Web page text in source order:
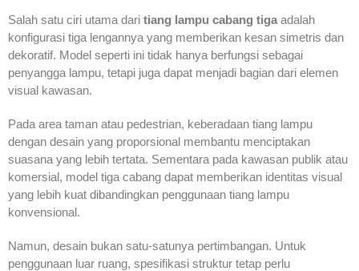
Salah satu ciri utama dari tiang lampu cabang tiga adalah
konfigurasi tiga lengannya yang memberikan kesan simetris dan
dekoratif. Model seperti ini tidak hanya berfungsi sebagai
penyangga lampu, tetapi juga dapat menjadi bagian dari elemen
visual kawasan.
Pada area taman atau pedestrian, keberadaan tiang lampu
dengan desain yang proporsional membantu menciptakan
suasana yang lebih tertata. Sementara pada kawasan publik atau
komersial, model tiga cabang dapat memberikan identitas visual
yang lebih kuat dibandingkan penggunaan tiang lampu
konvensional.
Namun, desain bukan satu-satunya pertimbangan. Untuk
penggunaan luar ruang, spesifikasi struktur tetap perlu